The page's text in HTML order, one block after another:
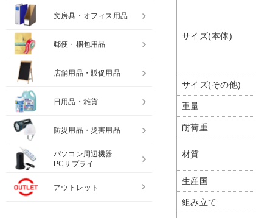
サイズ(本体)
サイズ(その他)
重量
耐荷重
材質
生産国
組み立て
文房具・オフィス用品
郵便・梱包用品
店舗用品・販促用品
日用品・雑貨
防災用品・災害用品
パソコン周辺機器
PCサプライ
アウトレット